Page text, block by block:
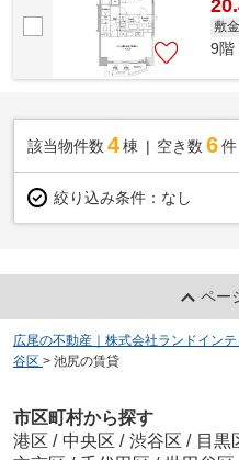
敷金
9階
該当物件数 4棟 空き数 6 件
絞り込み条件： なし
ペー
広尾の不動産｜株式会社ランドイン
谷区 > 池尻の賃貸
市区町村から探す
港区 / 中央区 / 渋谷区 / 目黒